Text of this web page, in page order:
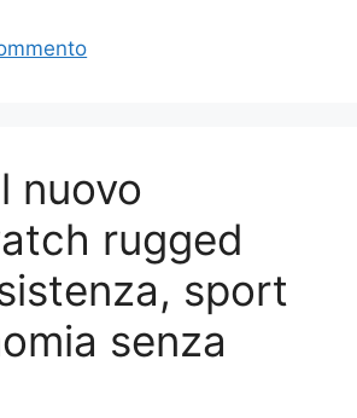
nuovo
rugged
sport
senza